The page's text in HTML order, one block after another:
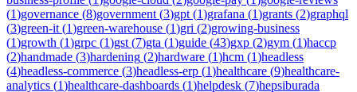
(1)governance (8)government (3)gpt (1)grafana (1)grants (2)graphql
(3)green-it (1)green-warehouse (1)gri (2)growing-business
(1)growth (1)grpc (1)gst (7)gta (1)guide (43)gxp (2)gym (1)haccp
(2)handmade (3)hardening (2)hardware (1)hcm (1)headless
(4)headless-commerce (3)headless-erp (1)healthcare (9)healthcare-
analytics (1)healthcare-dashboards (1)helpdesk (7)hepsiburada